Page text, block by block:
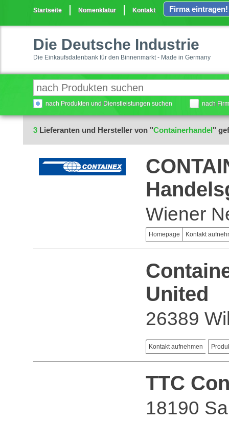
Startseite Nomenklatur Kontakt Firma eintragen!
Die Deutsche Industrie
Die Einkaufsdatenbank für den Binnenmarkt - Made in Germany
nach Produkten und Dienstleistungen suchen nach
3 Lieferanten und Hersteller von "Containerhandel"
Wiener
Homepage Kontakt
United
26389
Kontakt aufnehmen
TTC
18190